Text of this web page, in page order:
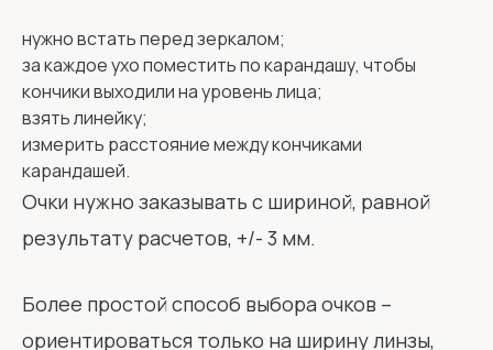
нужно встать перед зеркалом;
за каждое ухо поместить по карандашу, чтобы
кончики выходили на уровень лица;
взять линейку;
измерить расстояние между кончиками
карандашей.
Очки нужно заказывать с шириной, равной
результату расчетов, +/- 3 мм.
Более простой способ выбора очков –
ориентироваться только на ширину линзы,